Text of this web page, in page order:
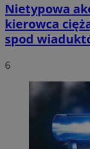
Nietypowa
kierowca
spod
6